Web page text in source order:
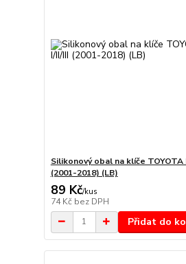
Silikonový obal na klíče TOYOTA
(2001-2018) (LB)
89 Kč/kus
74 Kč bez DPH
Přidat do